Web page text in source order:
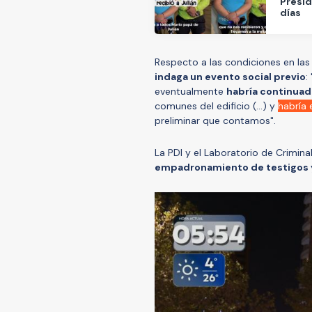
días
Respecto a las condiciones en
indaga un evento social previo:
eventualmente habría
comunes del edificio (...) y habría
preliminar que contamos".
La PDI y el Laboratorio de
empadronamiento de testigos